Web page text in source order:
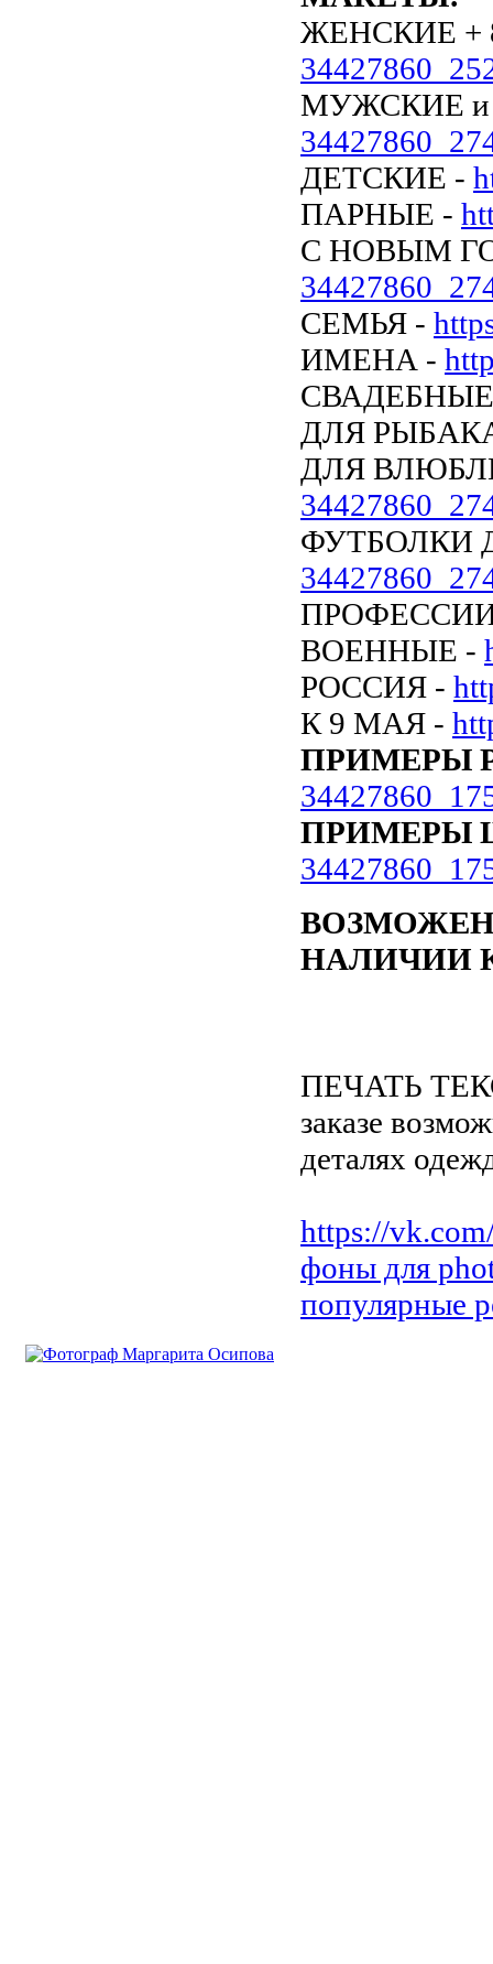
ЖЕНСКИЕ +
МУЖСКИЕ и
ДЕТСКИЕ -
ПАРНЫЕ -
С НОВЫМ
СЕМЬЯ -
ИМЕНА -
ДЛЯ
ДЛЯ
ФУТБОЛКИ
ВОЕННЫЕ -
РОССИЯ -
К 9 МАЯ -
ПРИМЕРЫ
ПРИМЕРЫ
НАЛИЧИИ
ПЕЧАТЬ
заказе
деталях
https://
фоны для
популярные